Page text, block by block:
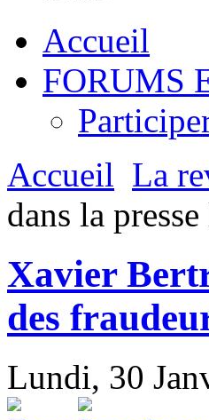
Accueil
FORUMS
Accueil La
dans la
Xavier
des
Lundi, 30